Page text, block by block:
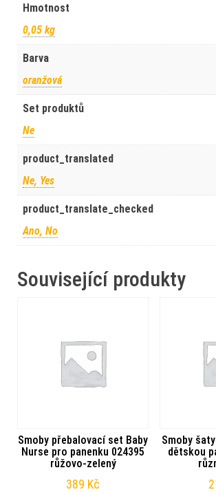
Hmotnost
0,05 kg
Barva
oranžová
Set produktů
Ne
product_translated
Ne, Yes
product_translate_checked
Ano, No
Související produkty
Smoby přebalovací set Baby
Nurse pro panenku 024395
růžovo-zelený
389 Kč
Smoby
dětskou